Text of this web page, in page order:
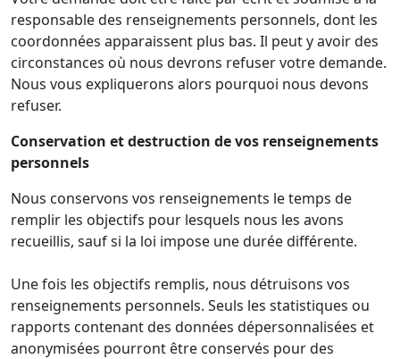
responsable des renseignements personnels, dont les
coordonnées apparaissent plus bas. Il peut y avoir des
circonstances où nous devrons refuser votre demande.
Nous vous expliquerons alors pourquoi nous devons
refuser.
Conservation et destruction de vos renseignements
personnels
Nous conservons vos renseignements le temps de
remplir les objectifs pour lesquels nous les avons
recueillis, sauf si la loi impose une durée différente.
Une fois les objectifs remplis, nous détruisons vos
renseignements personnels. Seuls les statistiques ou
rapports contenant des données dépersonnalisées et
anonymisées pourront être conservés pour des